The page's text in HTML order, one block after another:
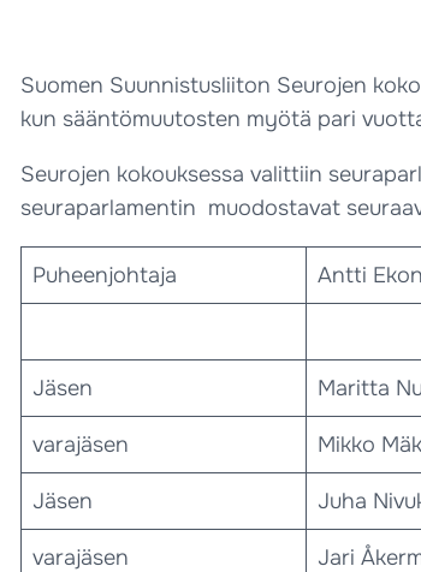
Suomen Suunnistusliiton Seurojen
kun sääntömuutosten myötä pari
Seurojen kokouksessa valittiin
seuraparlamentin muodostavat
Puheenjohtaja Antti
Jäsen Maritta
varajäsen Mikko
Jäsen Juha
varajäsen Jari